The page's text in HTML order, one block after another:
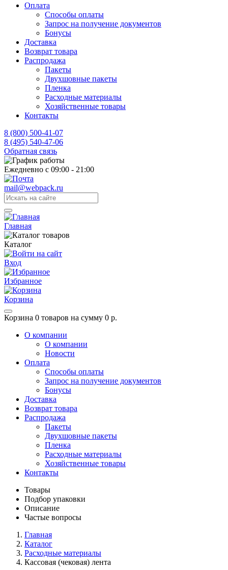
Оплата
Способы оплаты
Запрос на получение документов
Бонусы
Доставка
Возврат товара
Распродажа
Пакеты
Двухшовные пакеты
Пленка
Расходные материалы
Хозяйственные товары
Контакты
8 (800) 500-41-07
8 (495) 540-47-06
Обратная связь
Ежедневно с 09:00 - 21:00
mail@webpack.ru
Главная
Каталог
Вход
Избранное
Корзина
Корзина 0 товаров на сумму 0 р.
О компании
О компании
Новости
Оплата
Способы оплаты
Запрос на получение документов
Бонусы
Доставка
Возврат товара
Распродажа
Пакеты
Двухшовные пакеты
Пленка
Расходные материалы
Хозяйственные товары
Контакты
Товары
Подбор упаковки
Описание
Частые вопросы
Главная
Каталог
Расходные материалы
Кассовая (чековая) лента